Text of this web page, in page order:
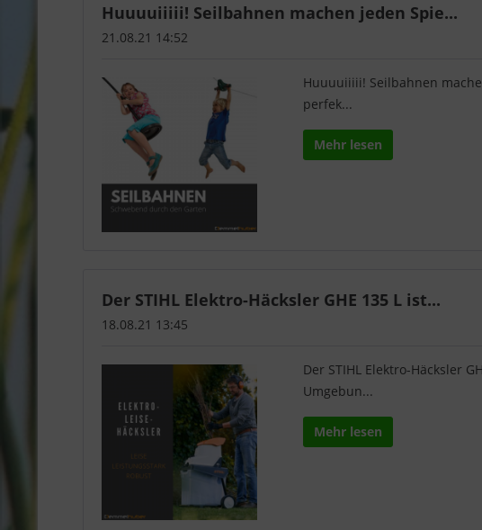
Huuuuiiiii! Seilbahnen machen jeden Spie...
21.08.21 14:52
Huuuuiiiii! Seilbahnen
perfek...
Mehr lesen
Der STIHL Elektro-Häcksler GHE 135 L ist...
18.08.21 13:45
Der STIHL Elektro-Häcksler
Umgebun...
Mehr lesen